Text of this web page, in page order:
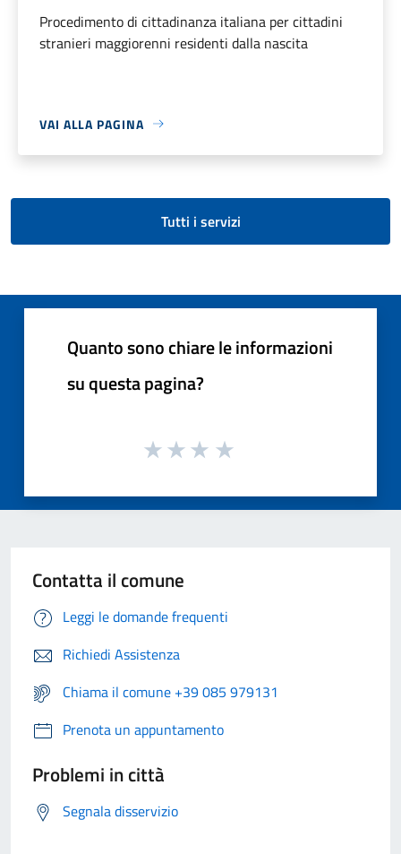
Procedimento di cittadinanza italiana per cittadini
stranieri maggiorenni residenti dalla nascita
VAI ALLA PAGINA
Tutti i servizi
Quanto sono chiare le informazioni
su questa pagina?
Contatta il comune
Leggi le domande frequenti
Richiedi Assistenza
Chiama il comune +39 085 979131
Prenota un appuntamento
Problemi in città
Segnala disservizio